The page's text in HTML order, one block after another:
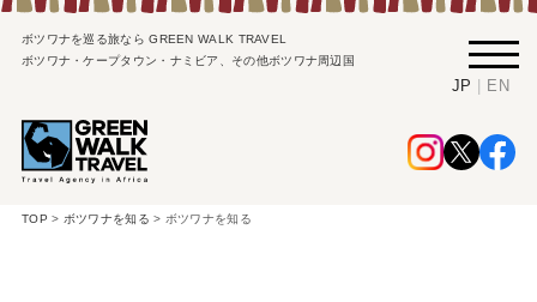
ボツワナを巡る旅なら GREEN WALK TRAVEL
ボツワナ・ケープタウン・ナミビア、その他ボツワナ周辺国
JP | EN
TOP > ボツワナを知る > ボツワナを知る